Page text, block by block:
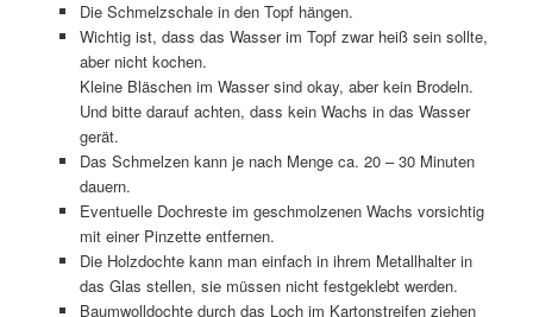
Die Schmelzschale in den Topf hängen.
Wichtig ist, dass das Wasser im Topf zwar heiß sein sollte,
aber nicht kochen.
Kleine Bläschen im Wasser sind okay, aber kein Brodeln.
Und bitte darauf achten, dass kein Wachs in das Wasser
gerät.
Das Schmelzen kann je nach Menge ca. 20 – 30 Minuten
dauern.
Eventuelle Dochreste im geschmolzenen Wachs vorsichtig
mit einer Pinzette entfernen.
Die Holzdochte kann man einfach in ihrem Metallhalter in
das Glas stellen, sie müssen nicht festgeklebt werden.
Baumwolldochte durch das Loch im Kartonstreifen ziehen